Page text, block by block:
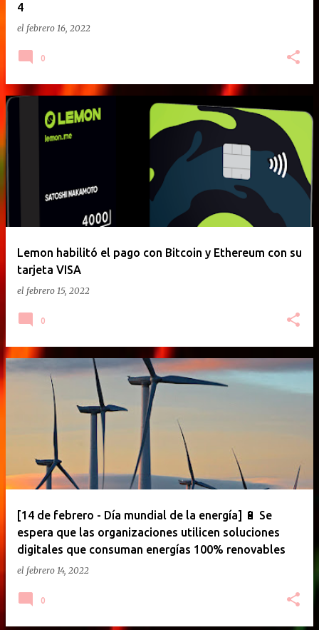
4
el febrero 16, 2022
0
Lemon habilitó el pago con Bitcoin y Ethereum con su
tarjeta VISA
el febrero 15, 2022
0
[14 de febrero - Día mundial de la energía] 🔋 Se
espera que las organizaciones utilicen soluciones
digitales que consuman energías 100% renovables
el febrero 14, 2022
0